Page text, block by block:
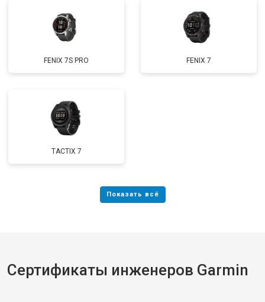
FENIX 7S PRO FENIX 7
TACTIX 7
Сертификаты инженеров Garmin